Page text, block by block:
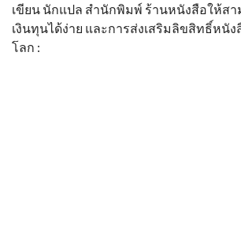
เขียน นักแปล สำนักพิมพ์ ร้านหนังสือให้สา
เงินทุนได้ง่าย และการส่งเสริมลิขสิทธิ์หนั
โลก :